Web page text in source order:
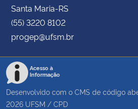
Santa Maria-RS
(55) 3220 8102
progep@ufsm.br
Acesso à
Informação
Desenvolvido com o CMS de código
2026 UFSM / CPD